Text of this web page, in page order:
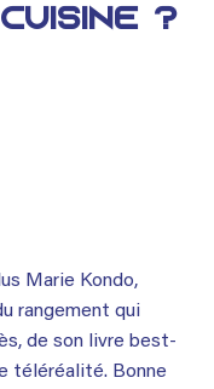
?
Marie Kondo,
rangement qui
de son livre best-
téléréalité. Bonne